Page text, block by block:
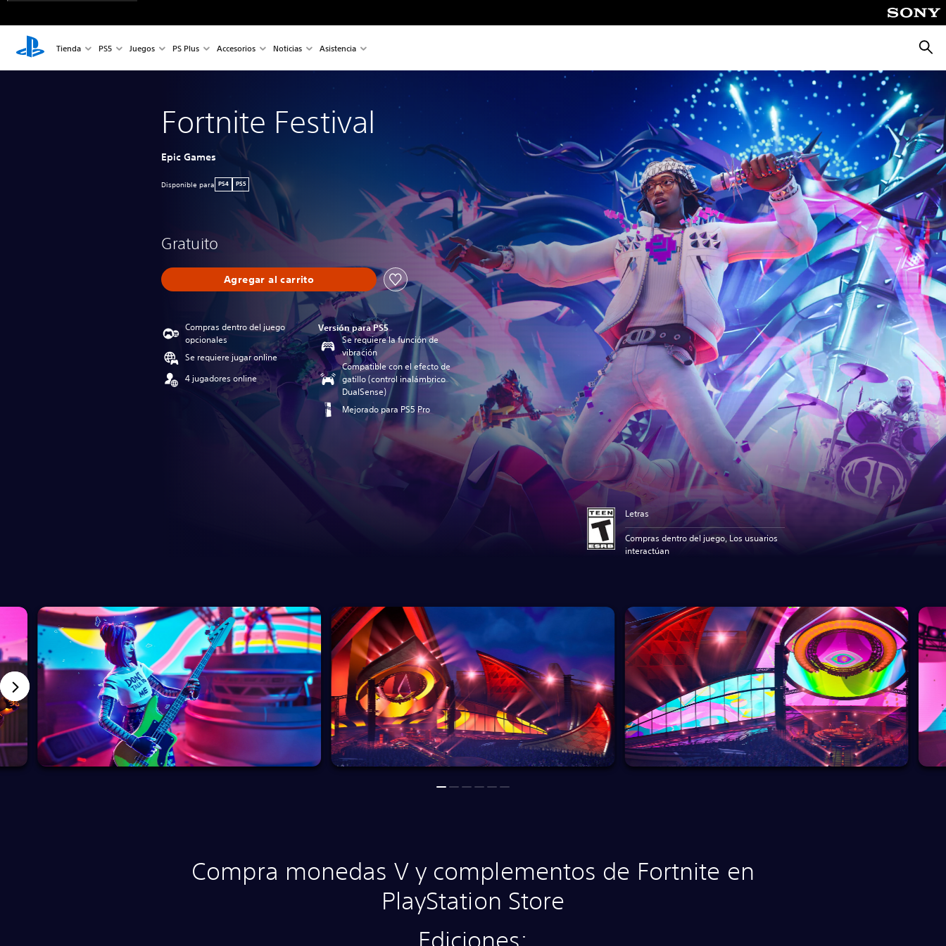
Tienda PS5 Juegos PS Plus Accesorios Noticias Asistencia
Fortnite Festival
Epic Games
Disponible para PS4 PS5
Gratuito
Agregar al carrito
Compras dentro del juego
opcionales
Se requiere jugar online
4 jugadores online
Versión para PS5
Se requiere la función de
vibración
Compatible con el efecto de
gatillo (control inalámbrico
DualSense)
Mejorado para PS5 Pro
Letras
Compras dentro del juego, Los usuarios
interactúan
Compra monedas V y complementos de Fortnite en
PlayStation Store
Ediciones: